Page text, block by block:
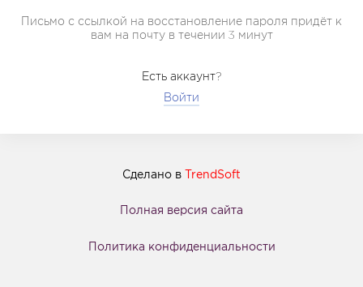
Письмо с ссылкой на восстановление пароля придёт к
вам на почту в течении 3 минут
Есть аккаунт?
Войти
Сделано в TrendSoft
Полная версия сайта
Политика конфиденциальности